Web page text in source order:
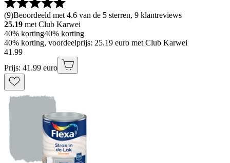
(9)Beoordeeld met 4.6 van de 5 sterren, 9 klantreviews
25.19 met Club Karwei
40% korting40% korting
40% korting, voordeelprijs: 25.19 euro met Club Karwei
41 .99
Prijs: 41.99 euro